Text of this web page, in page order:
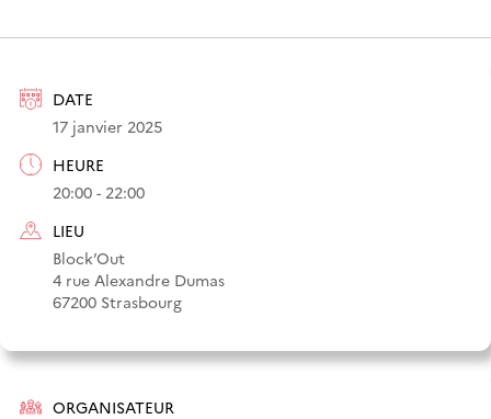
DATE
17 janvier 2025
HEURE
20:00 - 22:00
LIEU
Block’Out
4 rue Alexandre Dumas
67200 Strasbourg
ORGANISATEUR